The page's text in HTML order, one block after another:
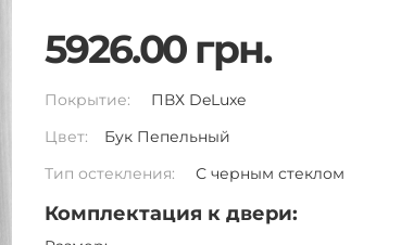
5926.00 грн.
Покрытие:
ПВХ DeLuxe
Цвет:
Бук Пепельный
Тип остекления:
С черным стеклом
Комплектация к двери: